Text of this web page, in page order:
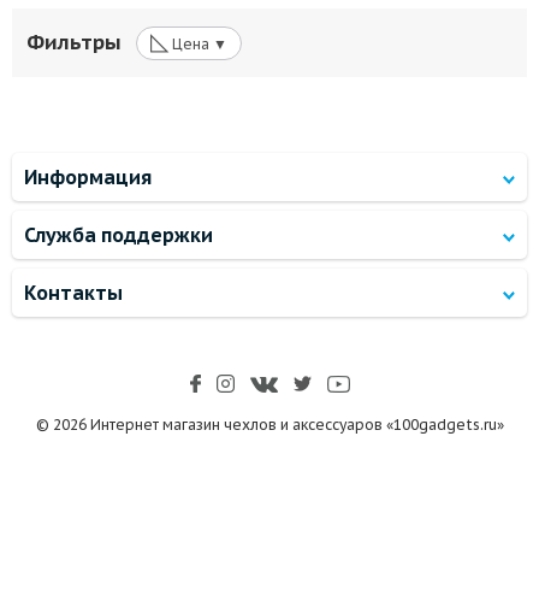
Фильтры ◺ Цена ▼
Информация
Служба поддержки
Контакты
© 2026 Интернет магазин чехлов и аксессуаров «100gadgets.ru»